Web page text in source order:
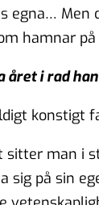
egna… Men
hamnar
året i rad
konstigt
sitter man i
sig på sin